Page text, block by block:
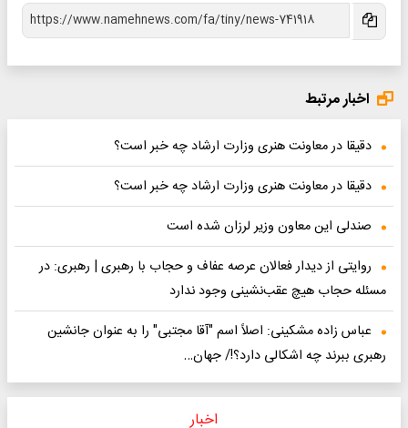
اخبار مرتبط
دقیقا در معاونت هنری وزارت ارشاد چه خبر است؟
دقیقا در معاونت هنری وزارت ارشاد چه خبر است؟
صندلی این معاون وزیر لرزان شده است
روایتی از دیدار فعالان عرصه عفاف و حجاب با رهبری | رهبری: در
مسئله حجاب هیچ عقب‌نشینی وجود ندارد
عباس زاده مشکینی: اصلاً اسم "آقا مجتبی" را به عنوان جانشین
رهبری ببرند چه اشکالی دارد؟!/ جهان…
اخبار